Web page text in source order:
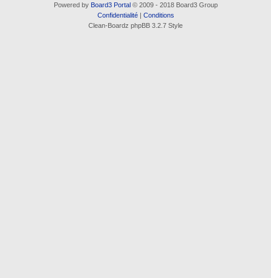
Powered by Board3 Portal© 2009 - 2018 Board3 Group
Confidentialité| Conditions
Clean-Boardz phpBB 3.2.7 Style